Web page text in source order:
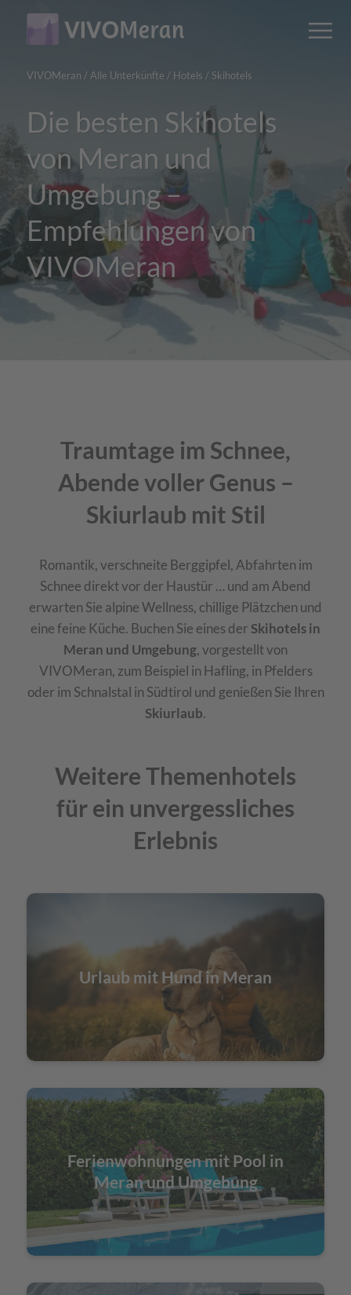
Main
content
Main
navigation
VIVOMeran / Alle Unterkünfte / Hotels / Skihotels
Die besten Skihotels
von Meran und
Umgebung –
Empfehlungen von
VIVOMeran
Traumtage im Schnee,
Abende voller Genus –
Skiurlaub mit Stil
Romantik, verschneite Berggipfel, Abfahrten im
Schnee direkt vor der Haustür … und am Abend
erwarten Sie alpine Wellness, chillige Plätzchen und
eine feine Küche. Buchen Sie eines derSkihotels in
Meran und Umgebung, vorgestellt von
VIVOMeran, zum Beispiel in Hafling, in Pfelders
oder im Schnalstal in Südtirol und genießen Sie Ihren
Skiurlaub.
Weitere Themenhotels
für ein unvergessliches
Erlebnis
Urlaub mit Hund in Meran
Ferienwohnungen mit Pool in
Meran und Umgebung